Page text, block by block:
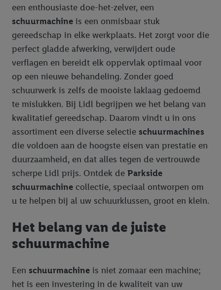
een enthousiaste doe-het-zelver, een
schuurmachine is een onmisbaar stuk
gereedschap in elke werkplaats. Het zorgt voor die
perfect gladde afwerking, verwijdert oude
verflagen en bereidt elk oppervlak optimaal voor
op een nieuwe behandeling. Zonder goed
schuurwerk is zelfs de mooiste laklaag gedoemd
te mislukken. Bij Lidl begrijpen we het belang van
kwalitatief gereedschap. Daarom vindt u in ons
assortiment een diverse selectie schuurmachines
die voldoen aan de hoogste eisen van prestatie en
duurzaamheid, en dat alles tegen de vertrouwde
scherpe Lidl prijs. Ontdek de Parkside
schuurmachine collectie, speciaal ontworpen om
u te helpen bij al uw schuurklussen, groot en klein.
Het belang van de juiste
schuurmachine
Een schuurmachine is niet zomaar een machine;
het is een investering in de kwaliteit van uw